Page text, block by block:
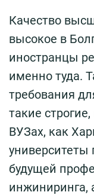
Качество
высокое в
иностранцы
именно туда.
требования
такие
ВУЗах, как
будущей
инжиниринга,